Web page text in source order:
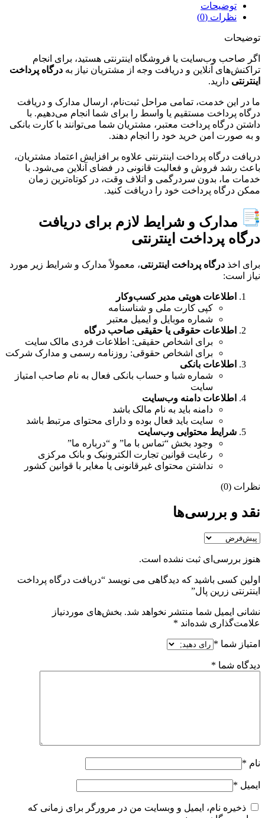
توضیحات
نظرات (0)
توضیحات
اگر صاحب وب‌سایت یا فروشگاه اینترنتی هستید، برای انجام
تراکنش‌های آنلاین و دریافت وجه از مشتریان نیاز به درگاه پرداخت
اینترنتی دارید.
ما در این خدمت، تمامی مراحل ثبت‌نام، ارسال مدارک و دریافت
درگاه پرداخت مستقیم یا واسط را برای شما انجام می‌دهیم. با
داشتن درگاه پرداخت معتبر، مشتریان شما می‌توانند با کارت بانکی
و به صورت امن خرید خود را انجام دهند.
دریافت درگاه پرداخت اینترنتی علاوه بر افزایش اعتماد مشتریان،
باعث رشد فروش و فعالیت قانونی در فضای آنلاین می‌شود. با
خدمات ما، بدون سردرگمی و اتلاف وقت، در کوتاه‌ترین زمان
ممکن درگاه پرداخت خود را دریافت کنید.
مدارک و شرایط لازم برای دریافت
درگاه پرداخت اینترنتی
برای اخذ درگاه پرداخت اینترنتی، معمولاً مدارک و شرایط زیر مورد
نیاز است:
اطلاعات هویتی مدیر کسب‌وکار
کپی کارت ملی و شناسنامه
شماره موبایل و ایمیل معتبر
اطلاعات حقوقی یا حقیقی صاحب درگاه
برای اشخاص حقیقی: اطلاعات فردی مالک سایت
برای اشخاص حقوقی: روزنامه رسمی و مدارک شرکت
اطلاعات بانکی
شماره شبا و حساب بانکی فعال به نام صاحب امتیاز
سایت
اطلاعات دامنه وب‌سایت
دامنه باید به نام مالک باشد
سایت باید فعال بوده و دارای محتوای مرتبط باشد
شرایط محتوایی وب‌سایت
وجود بخش “تماس با ما” و “درباره ما”
رعایت قوانین تجارت الکترونیک و بانک مرکزی
نداشتن محتوای غیرقانونی یا مغایر با قوانین کشور
نظرات (0)
نقد و بررسی‌ها
هنوز بررسی‌ای ثبت نشده است.
اولین کسی باشید که دیدگاهی می نویسد “دریافت درگاه پرداخت
اینترنتی زرین پال”
نشانی ایمیل شما منتشر نخواهد شد. بخش‌های موردنیاز
علامت‌گذاری شده‌اند *
امتیاز شما *
دیدگاه شما *
نام *
ایمیل *
ذخیره نام، ایمیل و وبسایت من در مرورگر برای زمانی که